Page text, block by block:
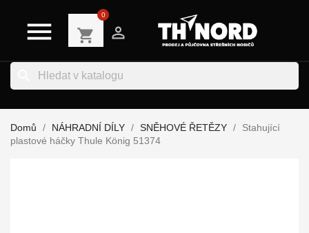
 shopping_cart
0

Domů NÁHRADNÍ DÍLY SNĚHOVÉ ŘETĚZY
Stahující
plastové háčky Thule König 51374